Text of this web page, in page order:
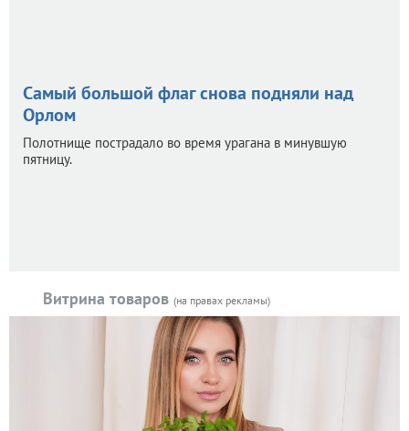
Самый большой флаг снова подняли над
Орлом
Полотнище пострадало во время урагана в минувшую
пятницу.
Витрина товаров (на правах рекламы)